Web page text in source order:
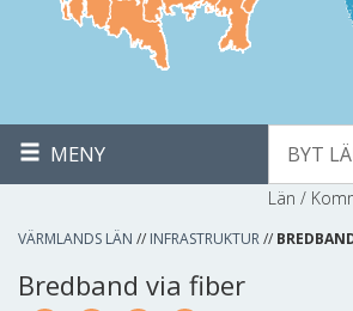
MENY BYT
Län /
VÄRMLANDS LÄN // INFRASTRUKTUR//
Bredband via fiber